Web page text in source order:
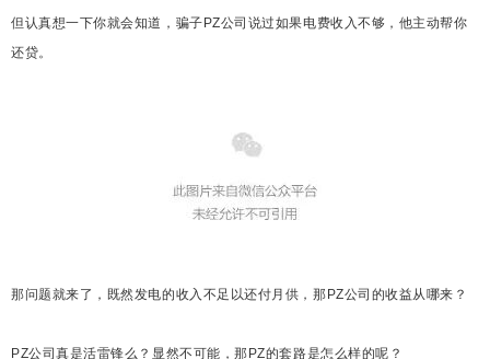
但认真想一下你就会知道，骗子PZ公司说过如果电费收入不够，他主动帮你
还贷。
那问题就来了，既然发电的收入不足以还付月供，那PZ公司的收益从哪来？
PZ公司真是活雷锋么？显然不可能，那PZ的套路是怎么样的呢？